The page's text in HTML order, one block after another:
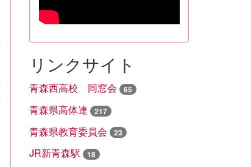
リンクサイト
青森西高校 同窓会 65
青森県高体連 217
青森県教育委員会 23
JR新青森駅 18